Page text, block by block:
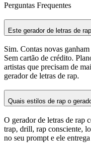
Perguntas Frequentes
Este gerador de letras de
Sim. Contas novas
Sem cartão de crédito.
artistas que precisam de
gerador de letras de rap.
Quais estilos de rap o
O gerador de letras de rap
trap, drill, rap consciente,
no seu prompt e ele